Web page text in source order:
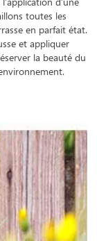
toutes les
en parfait état.
et appliquer
la beauté du